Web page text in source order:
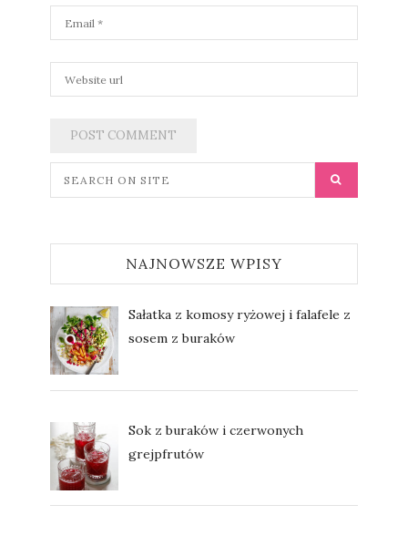
NAJNOWSZE WPISY
Sałatka z komosy ryżowej i falafele z
sosem z buraków
Sok z buraków i czerwonych
grejpfrutów